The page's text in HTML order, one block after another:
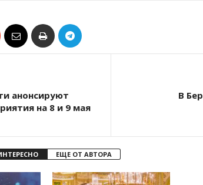
анонсируют
на 8 и 9 мая
В
ЕЩЕ ОТ АВТОРА